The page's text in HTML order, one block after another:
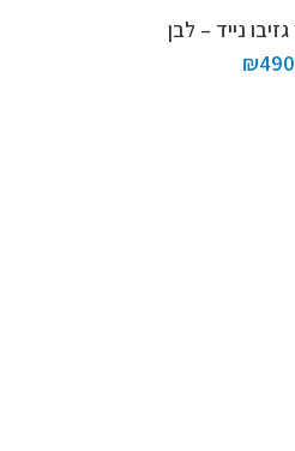
₪490